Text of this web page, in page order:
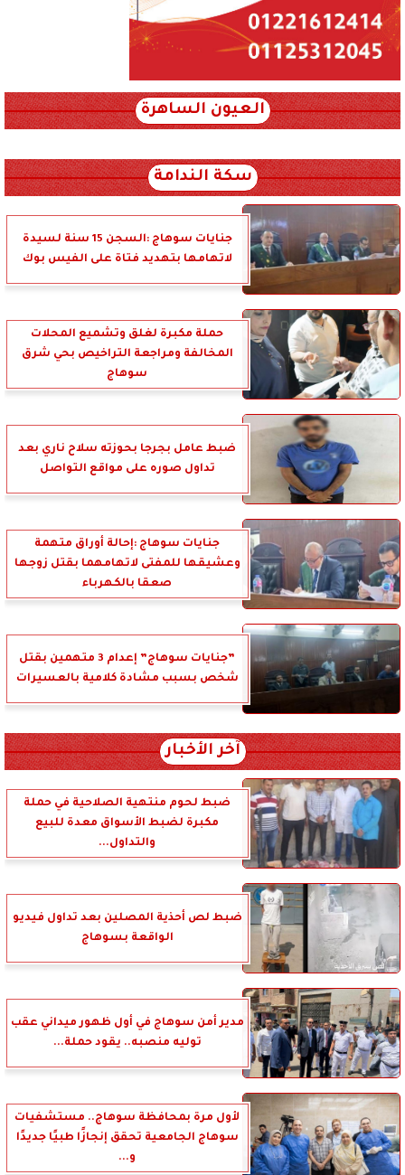
العيون الساهرة
سكة الندامة
جنايات سوهاج :السجن 15 سنة لسيدة
لاتهامها بتهديد فتاة على الفيس بوك
حملة مكبرة لغلق وتشميع المحلات
المخالفة ومراجعة التراخيص بحي شرق
سوهاج
ضبط عامل بجرجا بحوزته سلاح ناري بعد
تداول صوره على مواقع التواصل
جنايات سوهاج :إحالة أوراق متهمة
وعشيقها للمفتى لاتهامهما بقتل زوجها
صعقا بالكهرباء
”جنايات سوهاج” إعدام 3 متهمين بقتل
شخص بسبب مشادة كلامية بالعسيرات
آخر الأخبار
ضبط لحوم منتهية الصلاحية في حملة
مكبرة لضبط الأسواق معدة للبيع
والتداول...
ضبط لص أحذية المصلين بعد تداول فيديو
الواقعة بسوهاج
مدير أمن سوهاج في أول ظهور ميداني عقب
توليه منصبه.. يقود حملة...
لأول مرة بمحافظة سوهاج.. مستشفيات
سوهاج الجامعية تحقق إنجازًا طبيًا جديدًا
و...